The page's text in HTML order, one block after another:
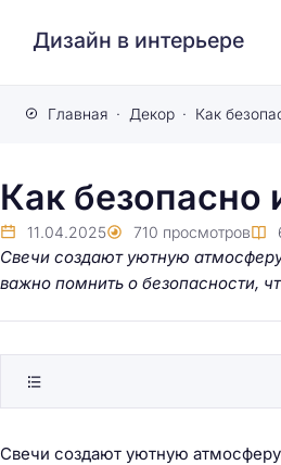
Дизайн в интерьере
Главная Декор Как
Как безопасно
11.04.2025 710 просмотров
Свечи создают уютную
важно помнить о безопасности,
Свечи создают уютную